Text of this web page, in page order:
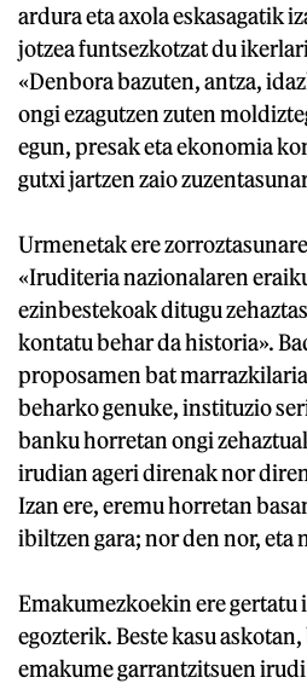
ardura eta axola eskasagatik
jotzea funtsezkotzat du
«Denbora bazuten, antza,
ongi ezagutzen zuten
egun, presak eta ekonomia
gutxi jartzen zaio
Urmenetak ere
«Iruditeria nazionalaren
ezinbestekoak ditugu
kontatu behar da historia».
proposamen bat
beharko genuke, instituzio
banku horretan ongi
irudian ageri direnak nor
Izan ere, eremu horretan
ibiltzen gara; nor den nor, eta
Emakumezkoekin ere gertatu
egozterik. Beste kasu
emakume garrantzitsuen